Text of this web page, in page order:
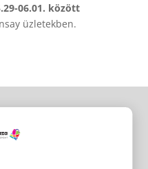
06.01. között
üzletekben.